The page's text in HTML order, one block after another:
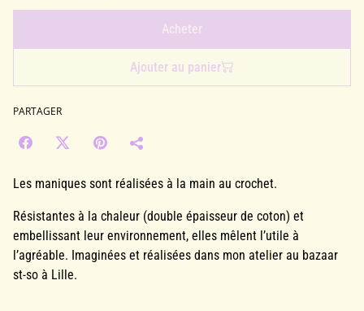
Acheter
Ajouter au panier
PARTAGER
Les maniques sont réalisées à la main au crochet.
Résistantes à la chaleur (double épaisseur de coton) et
embellissant leur environnement, elles mêlent l’utile à
l’agréable. Imaginées et réalisées dans mon atelier au bazaar
st-so à Lille.